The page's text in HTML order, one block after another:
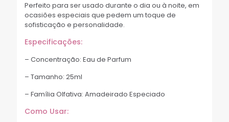
Perfeito para ser usado durante o dia ou à noite, em
ocasiões especiais que pedem um toque de
sofisticação e personalidade.
Especificações:
– Concentração: Eau de Parfum
– Tamanho: 25ml
– Família Olfativa: Amadeirado Especiado
Como Usar: